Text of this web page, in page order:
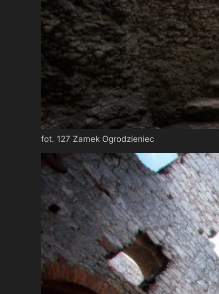
fot. 127 Zamek Ogrodzieniec